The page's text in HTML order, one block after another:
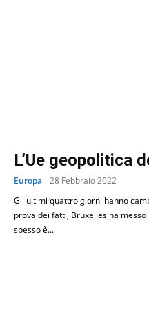
L’Ue geopolitica
Europa
28 Febbraio 2022
Gli ultimi quattro giorni hanno
prova dei fatti, Bruxelles ha
spesso è...